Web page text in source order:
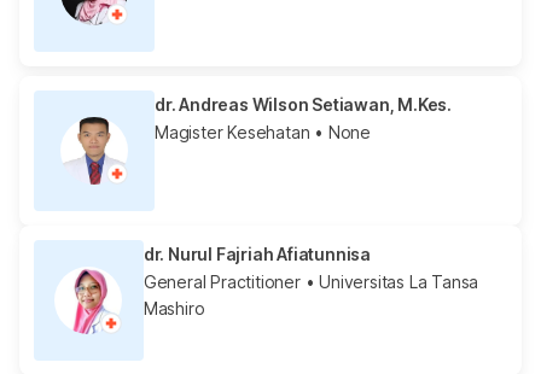
dr. Andreas Wilson Setiawan, M.Kes.
Magister Kesehatan • None
dr. Nurul Fajriah Afiatunnisa
General Practitioner• Universitas La Tansa
Mashiro